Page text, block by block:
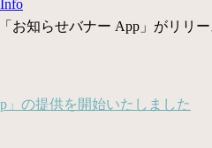
お知らせバナー App」がリリー
」の提供を開始いたしました